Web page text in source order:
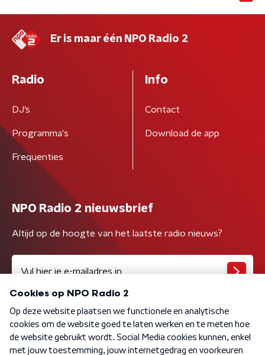
Er is maar één NPO Radio 2
Radio
DJ’s
Programma's
Frequenties
Info
Contact
Download de app
NPO Radio 2 nieuwsbrief
Altijd op de hoogte van het laatste radio nieuws?
Algemene voorwaarden